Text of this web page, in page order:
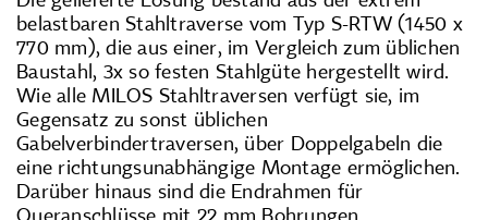
belastbaren Stahltraverse vom Typ S-RTW (1450 x
770 mm), die aus einer, im Vergleich zum üblichen
Baustahl, 3x so festen Stahlgüte hergestellt wird.
Wie alle MILOS Stahltraversen verfügt sie, im
Gegensatz zu sonst üblichen
Gabelverbindertraversen, über Doppelgabeln die
eine richtungsunabhängige Montage ermöglichen.
Darüber hinaus sind die Endrahmen für
Queranschlüsse mit 22 mm Bohrungen